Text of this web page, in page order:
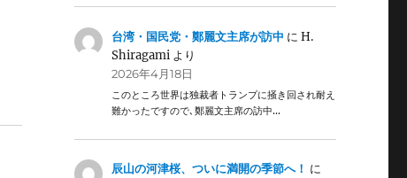
台湾・国民党・鄭麗文主席が訪中 にH.
Shiragami より
2026年4月18日
このところ世界は独裁者トランプに掻き回され耐え
難かったですので､鄭麗文主席の訪中…
辰山の河津桜、ついに満開の季節へ！ に